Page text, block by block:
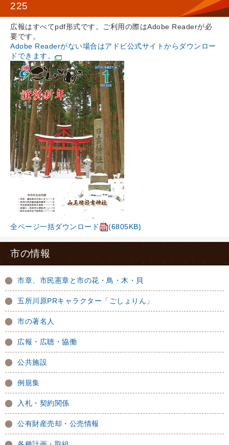
225
広報はすべてpdf形式です。ご利用の際はAdobe Readerが必
要です。
Adobe Readerがない場合はアドビ公式サイトからダウンロー
ドできます。
全ページ一括ダウンロード (6805KB)
市の情報
市章、市民憲章と市の花・鳥・木・貝
五所川原PRキャラクター「ごしょりん」
市の著名人
広報・広聴・協働
公共施設
例規集
入札・契約関係
公有財産売却・公売情報